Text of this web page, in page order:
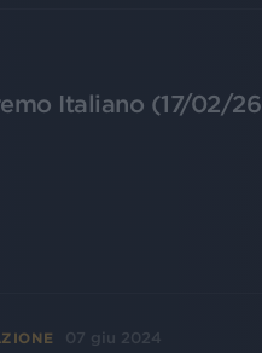
Italiano (17/02/
07 giu 2024